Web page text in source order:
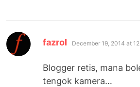
fazrol says:
December 19, 2014 at
Blogger retis, mana
tengok kamera…